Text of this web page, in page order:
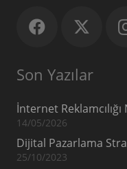
Son Yazılar
İnternet
14/05/2026
Dijital Pazarlama
25/10/2023